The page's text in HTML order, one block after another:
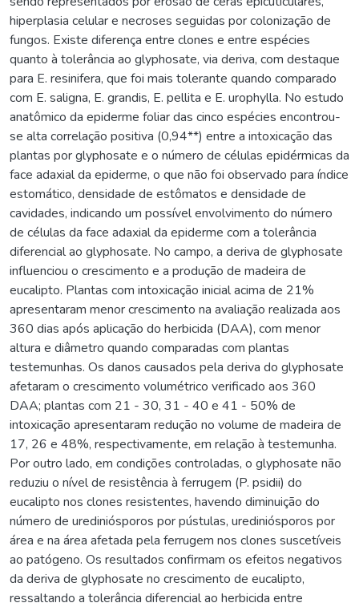
hiperplasia celular e necroses seguidas por colonização de
fungos. Existe diferença entre clones e entre espécies
quanto à tolerância ao glyphosate, via deriva, com destaque
para E. resinifera, que foi mais tolerante quando comparado
com E. saligna, E. grandis, E. pellita e E. urophylla. No estudo
anatômico da epiderme foliar das cinco espécies encontrou-
se alta correlação positiva (0,94**) entre a intoxicação das
plantas por glyphosate e o número de células epidérmicas da
face adaxial da epiderme, o que não foi observado para índice
estomático, densidade de estômatos e densidade de
cavidades, indicando um possível envolvimento do número
de células da face adaxial da epiderme com a tolerância
diferencial ao glyphosate. No campo, a deriva de glyphosate
influenciou o crescimento e a produção de madeira de
eucalipto. Plantas com intoxicação inicial acima de 21%
apresentaram menor crescimento na avaliação realizada aos
360 dias após aplicação do herbicida (DAA), com menor
altura e diâmetro quando comparadas com plantas
testemunhas. Os danos causados pela deriva do glyphosate
afetaram o crescimento volumétrico verificado aos 360
DAA; plantas com 21 - 30, 31 - 40 e 41 - 50% de
intoxicação apresentaram redução no volume de madeira de
17, 26 e 48%, respectivamente, em relação à testemunha.
Por outro lado, em condições controladas, o glyphosate não
reduziu o nível de resistência à ferrugem (P. psidii) do
eucalipto nos clones resistentes, havendo diminuição do
número de urediniósporos por pústulas, urediniósporos por
área e na área afetada pela ferrugem nos clones suscetíveis
ao patógeno. Os resultados confirmam os efeitos negativos
da deriva de glyphosate no crescimento de eucalipto,
ressaltando a tolerância diferencial ao herbicida entre